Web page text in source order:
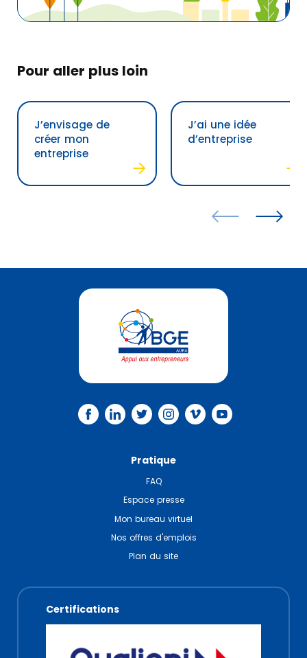
Pour aller plus loin
J’envisage de
créer mon
entreprise
J’ai une idée
d’entreprise
Pratique
FAQ
Espace presse
Mon bureau virtuel
Nos offres d'emplois
Plan du site
Certifications